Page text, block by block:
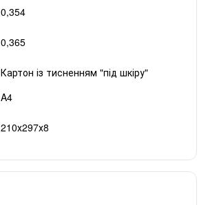
0,354
0,365
Картон із тисненням "під шкіру"
A4
210х297х8